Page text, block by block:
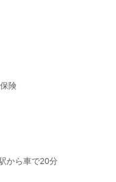
険
から車で20分